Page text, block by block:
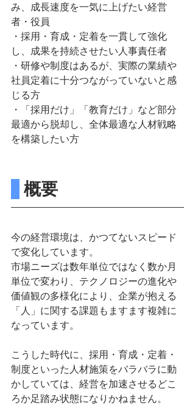
み、成長速度を一気に上げたい経営
者・役員
・採用・育成・定着を一貫して強化
し、成果を持続させたい人事責任者
・研修や制度はあるが、実際の業績や
社員定着に十分つながっていないと感
じる方
・「採用だけ」「教育だけ」など部分
最適から脱却し、全体最適な人材戦略
を構築したい方
概要
今の経営環境は、かつてないスピード
で変化しています。
市場ニーズは数年単位ではなく数か月
単位で変わり、テクノロジーの進化や
価値観の多様化により、企業が抱える
「人」に関する課題もますます複雑に
なっています。
こうした時代に、採用・育成・定着・
制度といった人材施策をバラバラに動
かしていては、経営を加速させるどこ
ろか足踏み状態になりかねません。